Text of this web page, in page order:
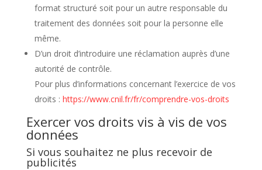
format structuré soit pour un autre responsable du
traitement des données soit pour la personne elle
même.
D’un droit d’introduire une réclamation auprès d’une
autorité de contrôle.
Pour plus d’informations concernant l’exercice de vos
droits : https://www.cnil.fr/fr/comprendre-vos-droits
Exercer vos droits vis à vis de vos
données
Si vous souhaitez ne plus recevoir de
publicités